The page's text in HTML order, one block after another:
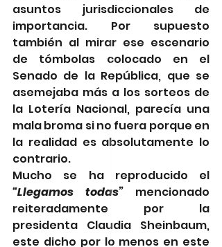
asuntos jurisdiccionales de
importancia. Por supuesto
también al mirar ese escenario
de tómbolas colocado en el
Senado de la República, que se
asemejaba más a los sorteos de
la Lotería Nacional, parecía una
mala broma si no fuera porque en
la realidad es absolutamente lo
contrario.
“Llegamos todas” mencionado
reiteradamente por la
presidenta Claudia Sheinbaum,
este dicho por lo menos en este